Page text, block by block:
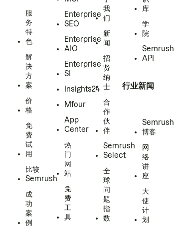
服
务
特
色
解
决
方
案
价
格
免
费
试
用
比较
Semrush
成
功
案
例
Enterprise
SEO
Enterprise
AIO
Enterprise
SI
Insights24
Mfour
App
Center
热
门
网
站
免
费
工
具
我
们
新
闻
招
贤
纳
士
合
作
伙
伴
Semrush
Select
全
球
问
题
指
数
库
学
院
Semrush
API
行业新闻
Semrush
博客
网
络
讲
座
大
使
计
划